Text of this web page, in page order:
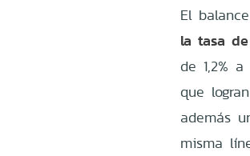
El
la tasa
de 1,2%
que
además
misma